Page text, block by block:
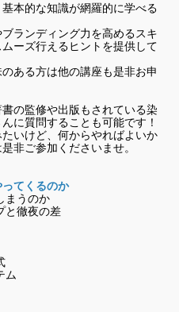
本的な知識が網羅的に学べる
ランディング力を高めるスキ
ーズ行えるヒントを提供して
ある方は他の講座も是非お申
の監修や出版もされている染
に質問することも可能です！
いけど、何からやればよいか
非ご参加くださいませ。
てくるのか
まうのか
と徹夜の差
ム